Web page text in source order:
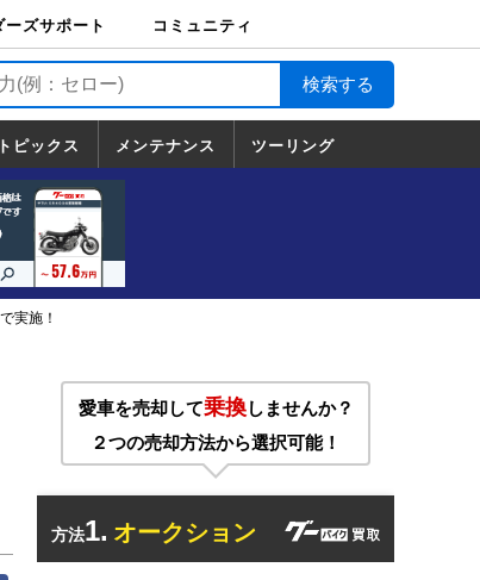
ーズサポート
ズサポート
送
レージライ
両保険
ービス
乗
コミュニティ
トピックス
ピックス
覧
ンダ
マハ
ズキ
ワサキ
ーレーダ
ッドソン
ゥカティ
ライアン
メンテナンス ツーリング
実施！
愛車を売却して乗換しませんか？
２つの売却方法から選択可能！
方法1. オークション